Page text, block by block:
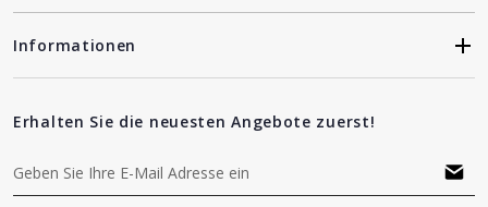
Informationen
Erhalten Sie die neuesten Angebote zuerst!